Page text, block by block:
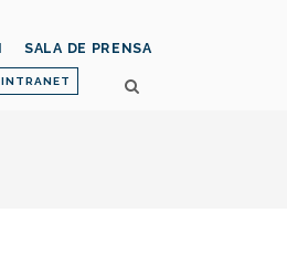
INTRANET
SALA DE PRENSA